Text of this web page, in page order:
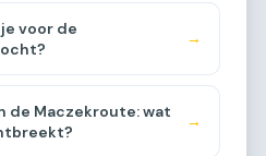
voor de
→
de Maczekroute: wat
→